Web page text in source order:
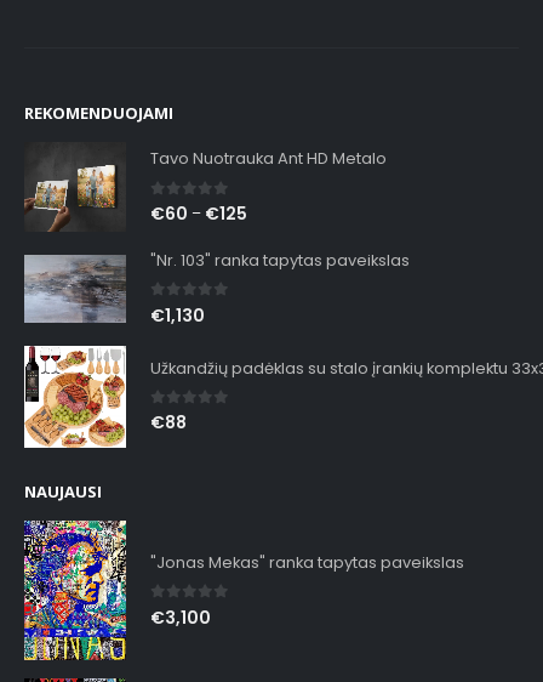
REKOMENDUOJAMI
Tavo Nuotrauka Ant HD Metalo
0out of 5
€60 – €125
"Nr. 103" ranka tapytas paveikslas
0out of 5
€1,130
Užkandžių padėklas su stalo įrankių komplektu
0out of 5
€88
NAUJAUSI
"Jonas Mekas" ranka tapytas paveikslas
0out of 5
€3,100